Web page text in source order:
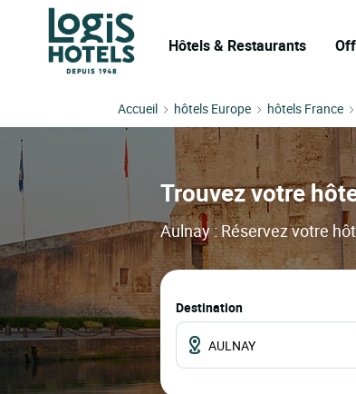
Hôtels & Restaurants
Accueil hôtels Europe hôtels France
Trouvez votre
Aulnay : Réservez votre
Destination